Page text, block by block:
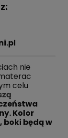
nie
celu
Kolor
boki będą w